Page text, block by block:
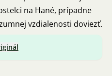
na Hané, prípadne
vzdialenosti doviezť.